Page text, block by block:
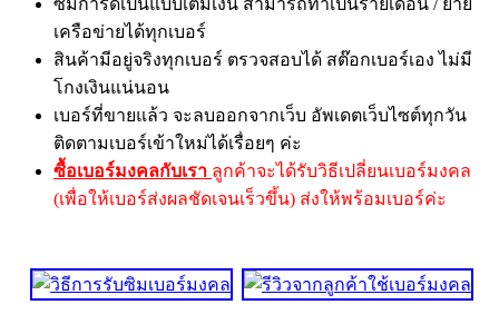
เครือข่ายได้ทุกเบอร์
สินค้ามีอยู่จริงทุกเบอร์ ตรวจสอบได้ สต๊อกเบอร์เอง ไม่มี
โกงเงินแน่นอน
เบอร์ที่ขายแล้ว จะลบออกจากเว็บ อัพเดตเว็บไซต์ทุกวัน
ติดตามเบอร์เข้าใหม่ได้เรื่อยๆ ค่ะ
ซื้อเบอร์มงคลกับเรา ลูกค้าจะได้รับวิธีเปลี่ยนเบอร์มงคล
(เพื่อให้เบอร์ส่งผลชัดเจนเร็วขึ้น) ส่งให้พร้อมเบอร์ค่ะ